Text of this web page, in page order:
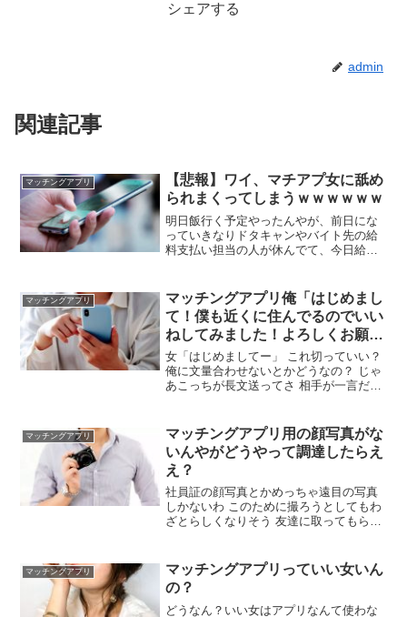
シェアする
admin
関連記事
マッチングアプリ
【悲報】ワイ、マチアプ女に舐め
られまくってしまうｗｗｗｗｗｗ
明日飯行く予定やったんやが、前日にな
っていきなりドタキャンやバイト先の給
料支払い担当の人が休んでて、今日給料
くね？ そんな女ほっといて次行け ちなみ
にメシはどこに行く予定だった んや？
マッチングアプリ
マッチングアプリ俺「はじめまし
て！僕も近くに住んでるのでいい
ねしてみました！よろしくお願い
します！」
女「はじめましてー」 これ切っていい？
俺に文量合わせないとかどうなの？ じゃ
あこっちが長文送ってさ 相手が一言だけ
なことで切ってたら一生無理だよ もう少
し返す言葉あるでしょ？
マッチングアプリ
マッチングアプリ用の顔写真がな
いんやがどうやって調達したらえ
え？
社員証の顔写真とかめっちゃ遠目の写真
しかないわ このために撮ろうとしてもわ
ざとらしくなりそう 友達に取ってもらえ
せんの わざとらしくてええで 明らかに自
分で撮りましたみたいなのはダサくない
か？ 気にしすぎか
マッチングアプリ
マッチングアプリっていい女いん
の？
どうなん？いい女はアプリなんて使わな